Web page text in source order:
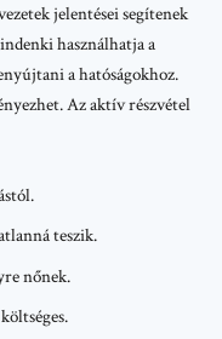
jelentései segítenek
használhatja a
a hatóságokhoz.
Az aktív részvétel
teszik.
nőnek.